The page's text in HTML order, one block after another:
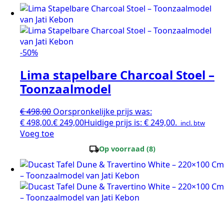
-50%
Lima stapelbare Charcoal Stoel –
Toonzaalmodel
€498,00 Oorspronkelijke prijs was:
€ 498,00.€249,00Huidige prijs is: € 249,00. incl. btw
Voeg toe
local_shippingOp voorraad (8)